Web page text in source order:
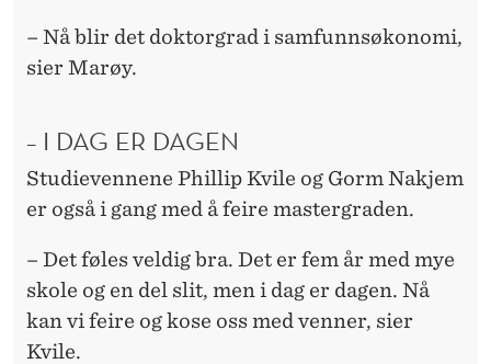
– Nå blir det doktorgrad i samfunnsøkonomi,
sier Marøy.
– I DAG ER DAGEN
Studievennene Phillip Kvile og Gorm Nakjem
er også i gang med å feire mastergraden.
– Det føles veldig bra. Det er fem år med mye
skole og en del slit, men i dag er dagen. Nå
kan vi feire og kose oss med venner, sier
Kvile.